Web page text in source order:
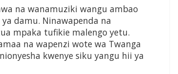
na wanamuziki wangu ambao
damu. Ninawapenda na
mpaka tufikie malengo yetu.
na wapenzi wote wa Twanga
kwenye siku yangu hii ya